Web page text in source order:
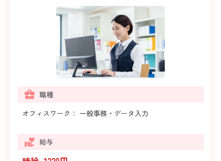
職種
オフィスワーク： 一般事務・データ入力
給与